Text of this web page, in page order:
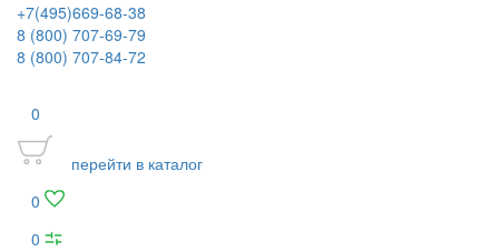
+7(495)669-68-38
8 (800) 707-69-79
8 (800) 707-84-72
0
перейти в каталог
0
0